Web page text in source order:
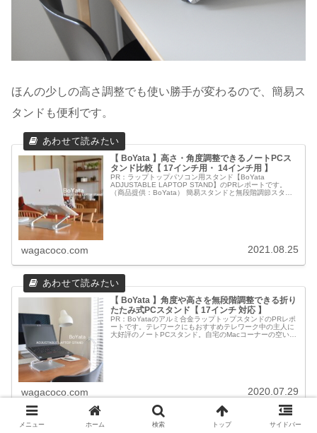
ほんの少しの高さ調整でも使い勝手が変わるので、簡易ス
タンドも便利です。
【 BoYata 】高さ・角度調整できるノートPCス
タンド比較【 17インチ用・ 14インチ用 】
PR：ラップトップパソコン用スタンド【BoYata
ADJUSTABLE LAPTOP STAND】のPRレポートです。
（商品提供：BoYata） 簡易スタンドと無段階調節スタン
wagacoco.com 2021.08.25
【 BoYata 】角度や高さを無段階調整できる折り
たたみ式PCスタンド【 17インチ 対応 】
PR：BoYataのアルミ合金ラップトップスタンドのPRレポ
ートです。テレワークにもおすすめテレワーク中の主人に
大好評のノートPCスタンド。自宅のMacコーナーの空いた
wagacoco.com 2020.07.29
メニュー ホーム 検索 トップ サイドバー